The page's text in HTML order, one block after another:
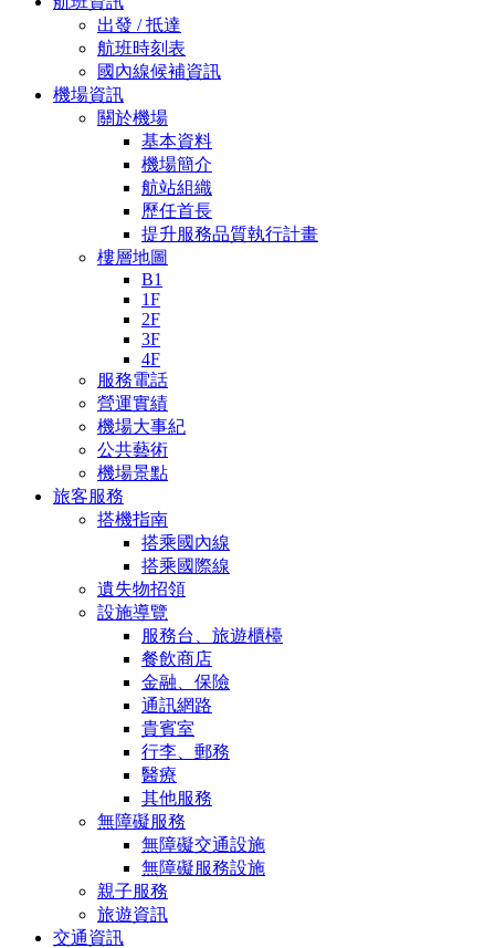
出發 / 抵達
航班時刻表
國內線候補資訊
機場資訊
關於機場
基本資料
機場簡介
航站組織
歷任首長
提升服務品質執行計畫
樓層地圖
B1
1F
2F
3F
4F
服務電話
營運實績
機場大事紀
公共藝術
機場景點
旅客服務
搭機指南
搭乘國內線
搭乘國際線
遺失物招領
設施導覽
服務台、旅遊櫃檯
餐飲商店
金融、保險
通訊網路
貴賓室
行李、郵務
醫療
其他服務
無障礙服務
無障礙交通設施
無障礙服務設施
親子服務
旅遊資訊
交通資訊